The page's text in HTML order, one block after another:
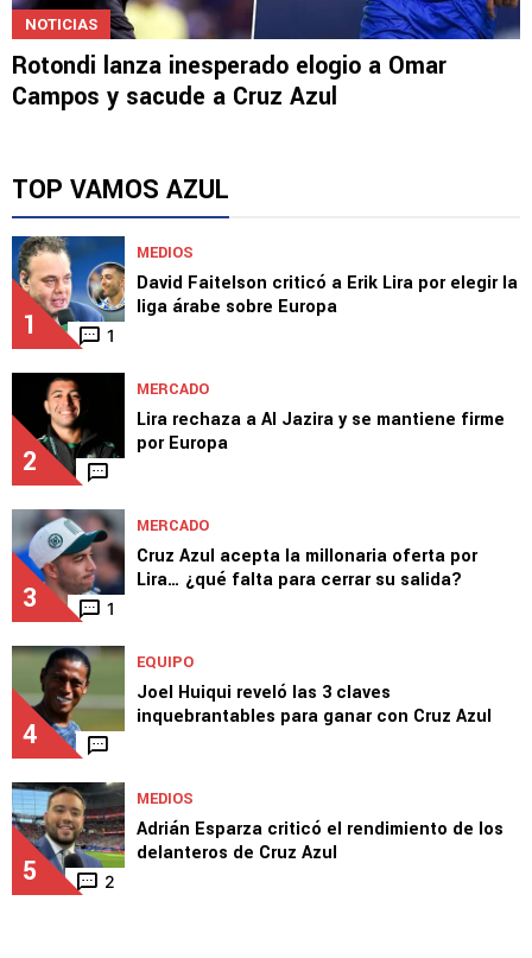
NOTICIAS
Rotondi lanza inesperado elogio a Omar
Campos y sacude a Cruz Azul
TOP VAMOS AZUL
1 1
MEDIOS
David Faitelson criticó a Erik Lira por elegir la
liga árabe sobre Europa
2
MERCADO
Lira rechaza a Al Jazira y se mantiene firme
por Europa
3 1
MERCADO
Cruz Azul acepta la millonaria oferta por
Lira… ¿qué falta para cerrar su salida?
4
EQUIPO
Joel Huiqui reveló las 3 claves
inquebrantables para ganar con Cruz Azul
5 2
MEDIOS
Adrián Esparza criticó el rendimiento de los
delanteros de Cruz Azul